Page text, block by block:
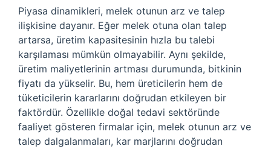
Piyasa dinamikleri, melek otunun arz ve talep
ilişkisine dayanır. Eğer melek otuna olan talep
artarsa, üretim kapasitesinin hızla bu talebi
karşılaması mümkün olmayabilir. Aynı şekilde,
üretim maliyetlerinin artması durumunda, bitkinin
fiyatı da yükselir. Bu, hem üreticilerin hem de
tüketicilerin kararlarını doğrudan etkileyen bir
faktördür. Özellikle doğal tedavi sektöründe
faaliyet gösteren firmalar için, melek otunun arz ve
talep dalgalanmaları, kar marjlarını doğrudan